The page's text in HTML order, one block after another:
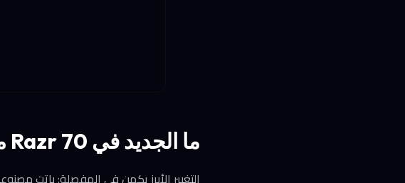
ما الجديد في Razr 70 مقارنة بالجيل السابق؟
التغيير الأبرز يكمن في المفصلة: باتت